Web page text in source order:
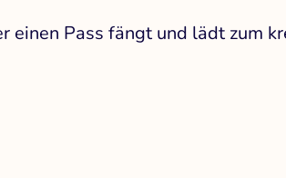
Pass fängt und lädt zum